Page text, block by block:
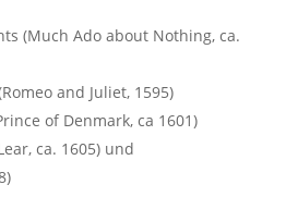
(Much Ado about Nothing, ca.
and Juliet, 1595)
of Denmark, ca 1601)
ca. 1605) und